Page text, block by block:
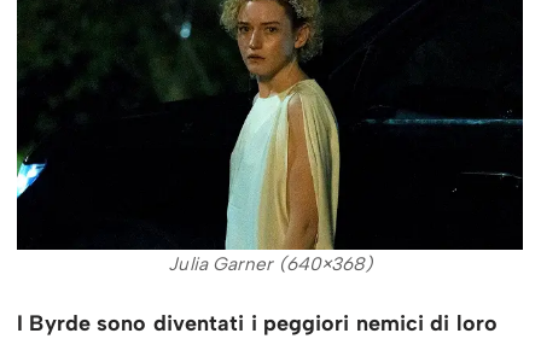
Julia Garner (640×368)
I Byrde sono diventati i peggiori nemici di loro